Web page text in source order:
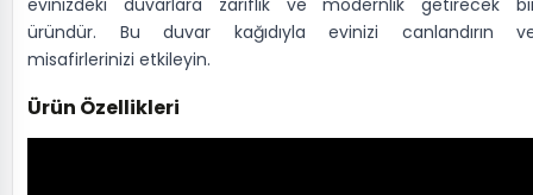
evinizdeki duvarlara zariflik ve modernlik getirecek
üründür. Bu duvar kağıdıyla evinizi canlandırın
misafirlerinizi etkileyin.
Ürün Özellikleri